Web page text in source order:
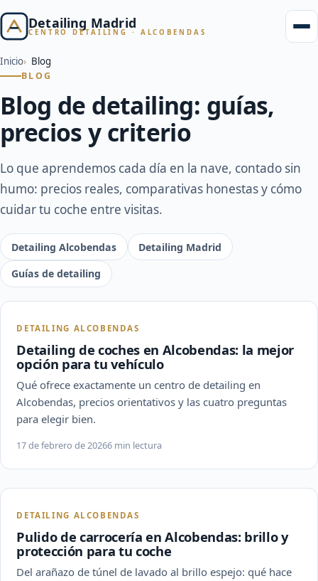
Detailing Madrid
CENTRO DETAILING · ALCOBENDAS
Inicio Blog
BLOG
Blog de detailing: guías,
precios y criterio
Lo que aprendemos cada día en la nave, contado sin
humo: precios reales, comparativas honestas y cómo
cuidar tu coche entre visitas.
Detailing Alcobendas
Detailing Madrid
Guías de detailing
DETAILING ALCOBENDAS
Detailing de coches en Alcobendas: la mejor
opción para tu vehículo
Qué ofrece exactamente un centro de detailing en
Alcobendas, precios orientativos y las cuatro preguntas
para elegir bien.
17 de febrero de 20266 min lectura
DETAILING ALCOBENDAS
Pulido de carrocería en Alcobendas: brillo y
protección para tu coche
Del arañazo de túnel de lavado al brillo espejo: qué hace